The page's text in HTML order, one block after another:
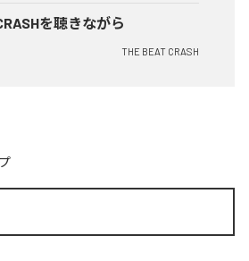
を聴きながら
THE BEAT CRASH